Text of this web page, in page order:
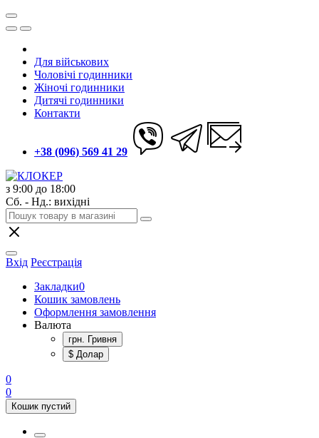
Для військових
Чоловічі годинники
Жіночі годинники
Дитячі годинники
Контакти
+38 (096) 569 41 29
з 9:00 до 18:00
Сб. - Нд.: вихідні
Вхід Реєстрація
Закладки0
Кошик замовлень
Оформлення замовлення
Валюта
грн. Гривня
$ Долар
0
0
Кошик пустий